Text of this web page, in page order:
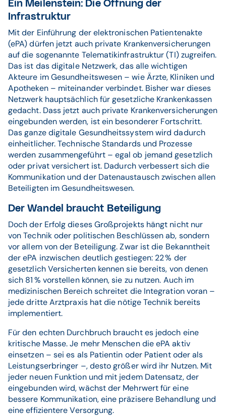
Ein Meilenstein: Die Öffnung der
Infrastruktur
Mit der Einführung der elektronischen Patientenakte
(ePA) dürfen jetzt auch private Krankenversicherungen
auf die sogenannte Telematikinfrastruktur (TI) zugreifen.
Das ist das digitale Netzwerk, das alle wichtigen
Akteure im Gesundheitswesen – wie Ärzte, Kliniken und
Apotheken – miteinander verbindet. Bisher war dieses
Netzwerk hauptsächlich für gesetzliche Krankenkassen
gedacht. Dass jetzt auch private Krankenversicherungen
eingebunden werden, ist ein besonderer Fortschritt.
Das ganze digitale Gesundheitssystem wird dadurch
einheitlicher. Technische Standards und Prozesse
werden zusammengeführt – egal ob jemand gesetzlich
oder privat versichert ist. Dadurch verbessert sich die
Kommunikation und der Datenaustausch zwischen allen
Beteiligten im Gesundheitswesen.
Der Wandel braucht Beteiligung
Doch der Erfolg dieses Großprojekts hängt nicht nur
von Technik oder politischen Beschlüssen ab, sondern
vor allem von der Beteiligung. Zwar ist die Bekanntheit
der ePA inzwischen deutlich gestiegen: 22 % der
gesetzlich Versicherten kennen sie bereits, von denen
sich 81 % vorstellen können, sie zu nutzen. Auch im
medizinischen Bereich schreitet die Integration voran –
jede dritte Arztpraxis hat die nötige Technik bereits
implementiert.
Für den echten Durchbruch braucht es jedoch eine
kritische Masse. Je mehr Menschen die ePA aktiv
einsetzen – sei es als Patientin oder Patient oder als
Leistungserbringer –, desto größer wird ihr Nutzen. Mit
jeder neuen Funktion und mit jedem Datensatz, der
eingebunden wird, wächst der Mehrwert für eine
bessere Kommunikation, eine präzisere Behandlung und
eine effizientere Versorgung.